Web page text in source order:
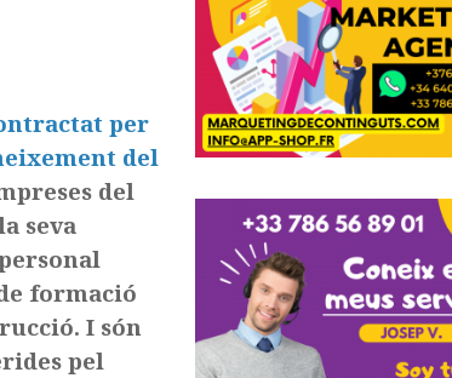
per
del
del
seva
formació
I són
pel